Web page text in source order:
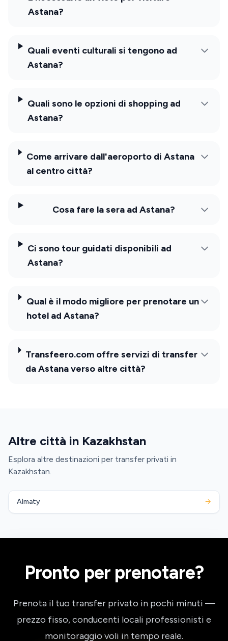
Astana?
Quali eventi culturali si tengono ad
Astana?
Quali sono le opzioni di shopping ad
Astana?
Come arrivare dall'aeroporto di Astana
al centro città?
Cosa fare la sera ad Astana?
Ci sono tour guidati disponibili ad
Astana?
Qual è il modo migliore per prenotare un
hotel ad Astana?
Transfeero.com offre servizi di transfer
da Astana verso altre città?
Altre città in Kazakhstan
Esplora altre destinazioni per transfer privati in
Kazakhstan.
Almaty →
Pronto per prenotare?
Prenota il tuo transfer privato in pochi minuti —
prezzo fisso, conducenti locali professionisti e
monitoraggio voli in tempo reale.